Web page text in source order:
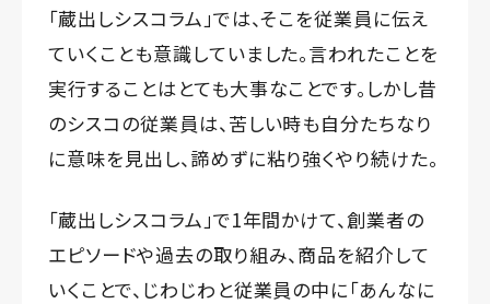
「蔵出しシスコラム」では、そこを従業員に伝え
ていくことも意識していました。言われたことを
実行することはとても大事なことです。しかし昔
のシスコの従業員は、苦しい時も自分たちなり
に意味を見出し、諦めずに粘り強くやり続けた。
「蔵出しシスコラム」で1年間かけて、創業者の
エピソードや過去の取り組み、商品を紹介して
いくことで、じわじわと従業員の中に「あんなに